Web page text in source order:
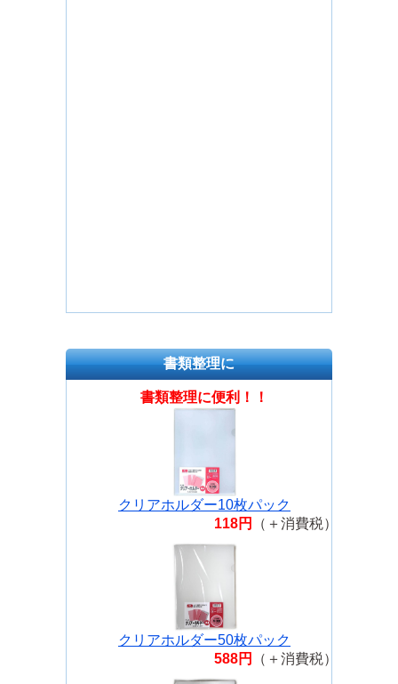
書類整理に
書類整理に便利！！
クリアホルダー10枚パック
118円
（＋消費税）
クリアホルダー50枚パック
588円
（＋消費税）